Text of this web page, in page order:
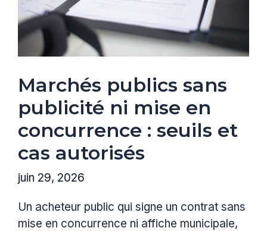
Marchés publics sans
publicité ni mise en
concurrence : seuils et
cas autorisés
juin 29, 2026
Un acheteur public qui signe un contrat sans
mise en concurrence ni affiche municipale,